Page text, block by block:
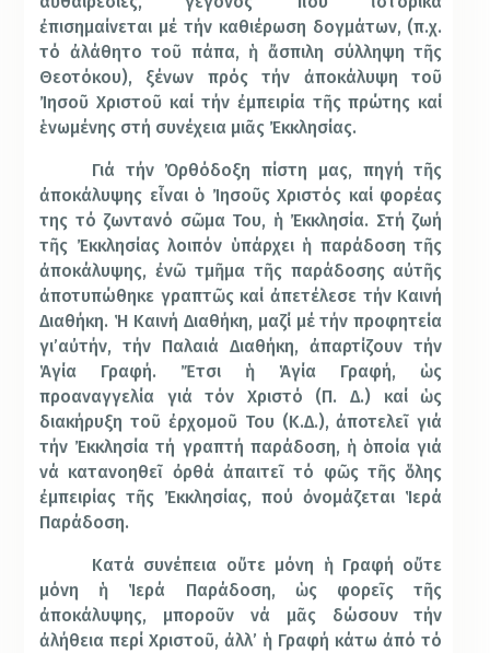
ἐπισημαίνεται μέ τήν καθιέρωση δογμάτων, (π.χ.
τό ἀλάθητο τοῦ πάπα, ἡ ἄσπιλη σύλληψη τῆς
Θεοτόκου), ξένων πρός τήν ἀποκάλυψη τοῦ
Ἰησοῦ Χριστοῦ καί τήν ἐμπειρία τῆς πρώτης καί
ἑνωμένης στή συνέχεια μιᾶς Ἐκκλησίας.
Γιά τήν Ὀρθόδοξη πίστη μας, πηγή τῆς
ἀποκάλυψης εἶναι ὁ Ἰησοῦς Χριστός καί φορέας
της τό ζωντανό σῶμα Του, ἡ Ἐκκλησία. Στή ζωή
τῆς Ἐκκλησίας λοιπόν ὑπάρχει ἡ παράδοση τῆς
ἀποκάλυψης, ἐνῶ τμῆμα τῆς παράδοσης αὐτῆς
ἀποτυπώθηκε γραπτῶς καί ἀπετέλεσε τήν Καινή
Διαθήκη. Ἡ Καινή Διαθήκη, μαζί μέ τήν προφητεία
γι’αὐτήν, τήν Παλαιά Διαθήκη, ἀπαρτίζουν τήν
Ἁγία Γραφή. Ἔτσι ἡ Ἁγία Γραφή, ὡς
προαναγγελία γιά τόν Χριστό (Π. Δ.) καί ὡς
διακήρυξη τοῦ ἐρχομοῦ Του (Κ.Δ.), ἀποτελεῖ γιά
τήν Ἐκκλησία τή γραπτή παράδοση, ἡ ὁποία γιά
νά κατανοηθεῖ ὀρθά ἀπαιτεῖ τό φῶς τῆς ὅλης
ἐμπειρίας τῆς Ἐκκλησίας, πού ὀνομάζεται Ἱερά
Παράδοση.
Κατά συνέπεια οὔτε μόνη ἡ Γραφή οὔτε
μόνη ἡ Ἱερά Παράδοση, ὡς φορεῖς τῆς
ἀποκάλυψης, μποροῦν νά μᾶς δώσουν τήν
ἀλήθεια περί Χριστοῦ, ἀλλ’ ἡ Γραφή κάτω ἀπό τό